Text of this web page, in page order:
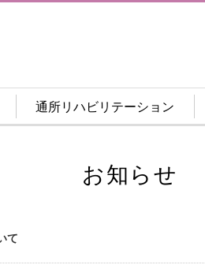
通所リハビリテーション
お知らせ
て